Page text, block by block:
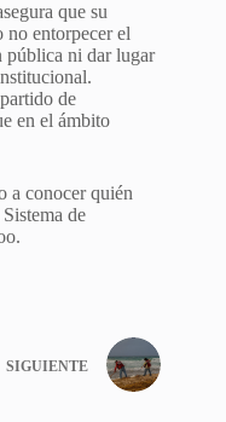
que su
entorpecer el
pública ni dar lugar
de
en el ámbito
a conocer quién
de
SIGUIENTE